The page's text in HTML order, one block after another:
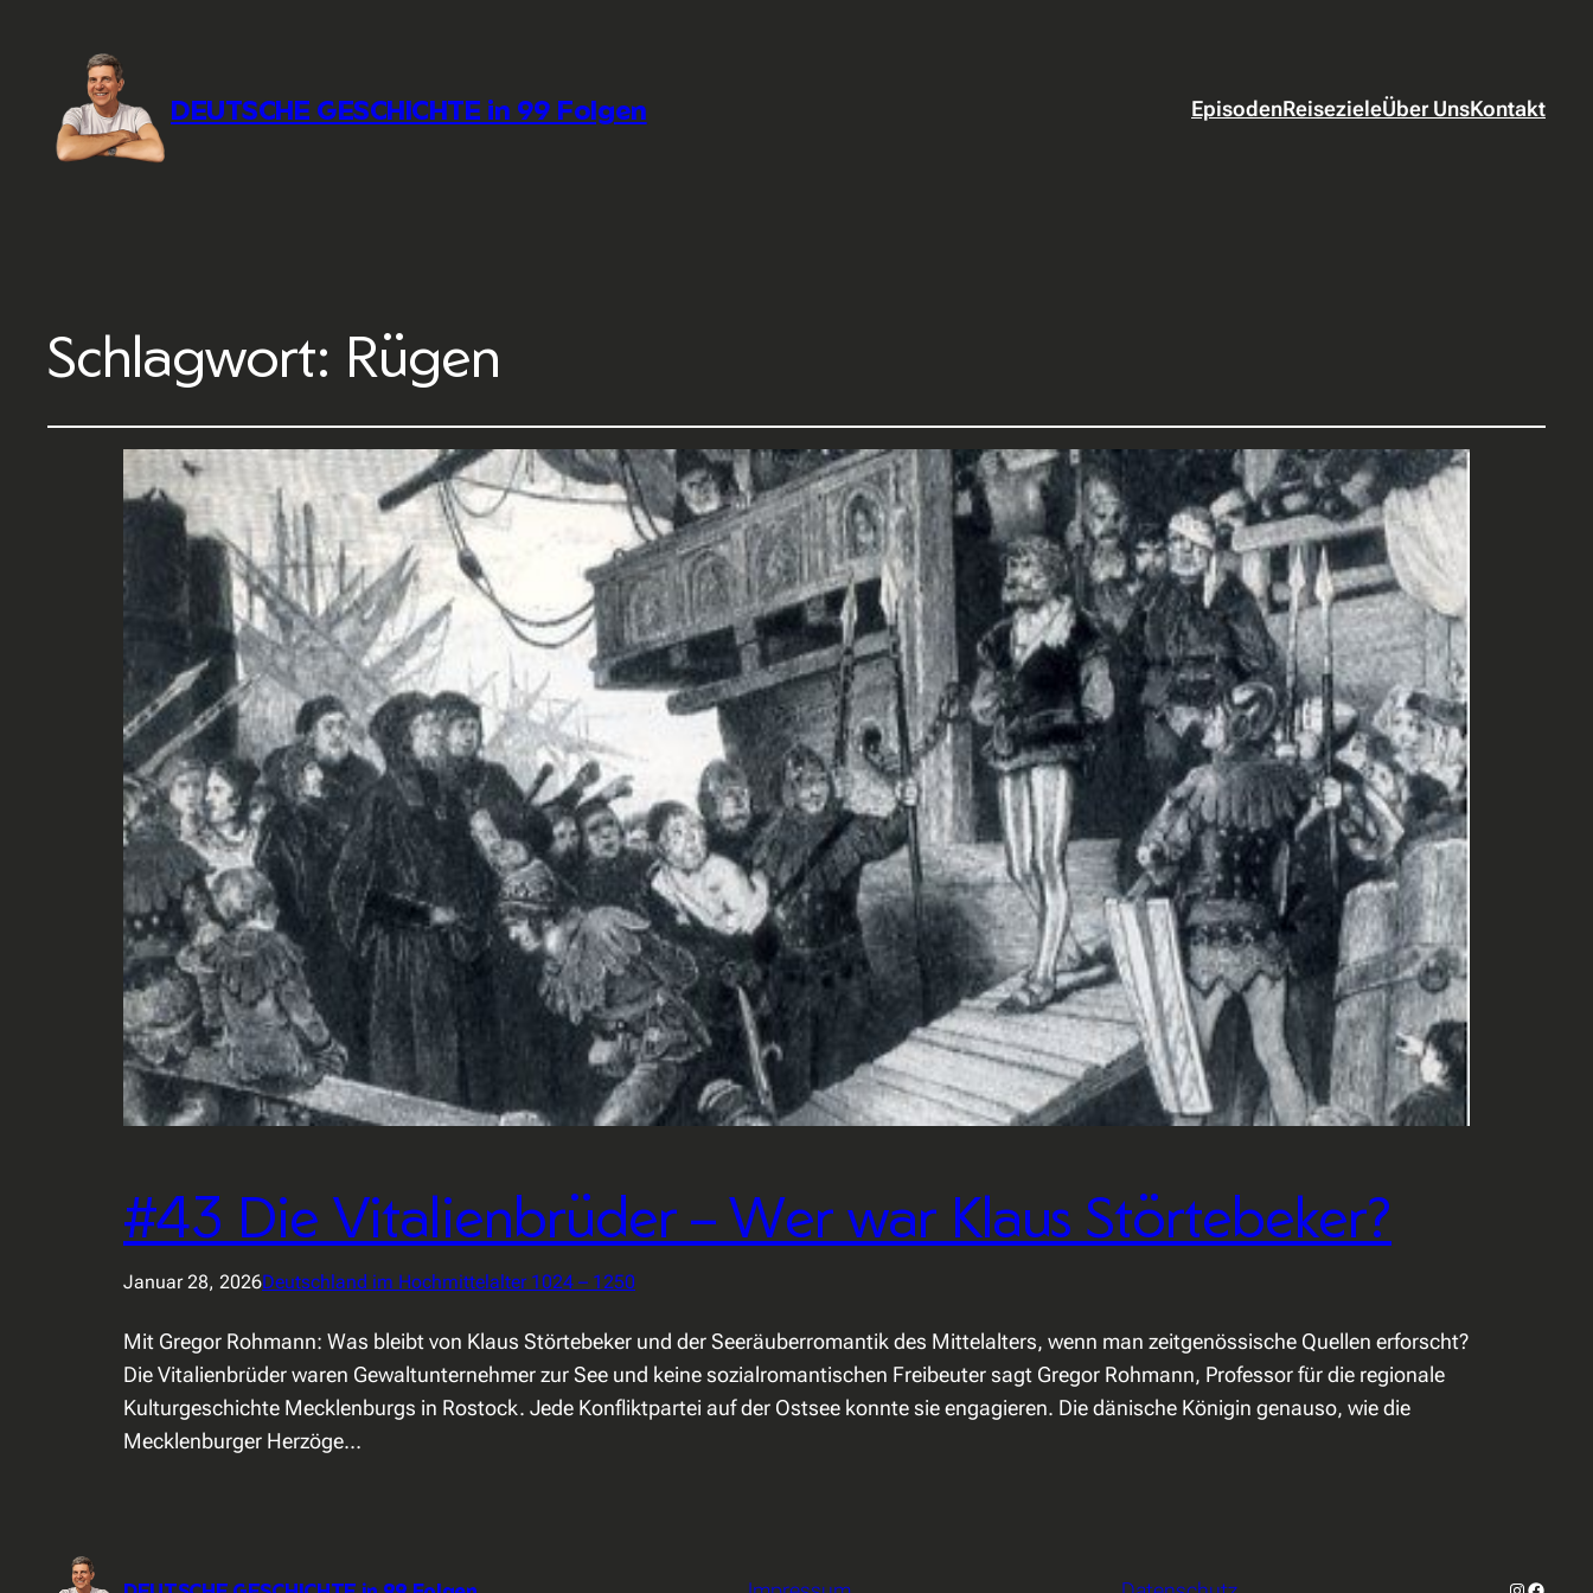
DEUTSCHE GESCHICHTE in 99 Folgen EpisodenReisezieleÜber UnsKontakt
Schlagwort: Rügen
#43 Die Vitalienbrüder – Wer war Klaus Störtebeker?
Januar 28, 2026Deutschland im Hochmittelalter 1024 – 1250
Mit Gregor Rohmann: Was bleibt von Klaus Störtebeker und der Seeräuberromantik des Mittelalters, wenn man zeitgenössische Quellen erforscht?
Die Vitalienbrüder waren Gewaltunternehmer zur See und keine sozialromantischen Freibeuter sagt Gregor Rohmann, Professor für die regionale
Kulturgeschichte Mecklenburgs in Rostock. Jede Konfliktpartei auf der Ostsee konnte sie engagieren. Die dänische Königin genauso, wie die
Mecklenburger Herzöge…
Instagram